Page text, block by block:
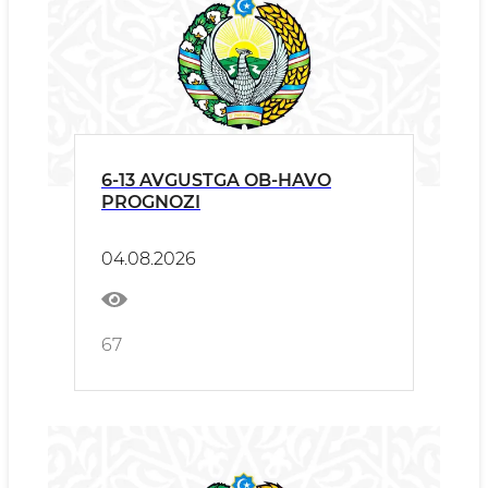
6-13 AVGUSTGA OB-HAVO
PROGNOZI
04.08.2026
67